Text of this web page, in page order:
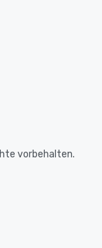
vorbehalten.